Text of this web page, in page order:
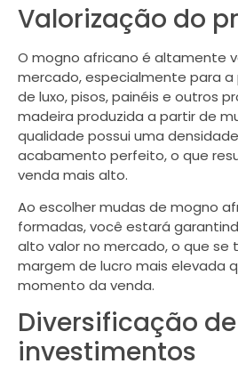
Valorização do
O mogno africano é altamente
mercado, especialmente para
de luxo, pisos, painéis e outros
madeira produzida a partir de
qualidade possui uma
acabamento perfeito, o que
venda mais alto.
Ao escolher mudas de mogno
formadas, você estará
alto valor no mercado, o que se
margem de lucro mais elevada
momento da venda.
Diversificação de
investimentos